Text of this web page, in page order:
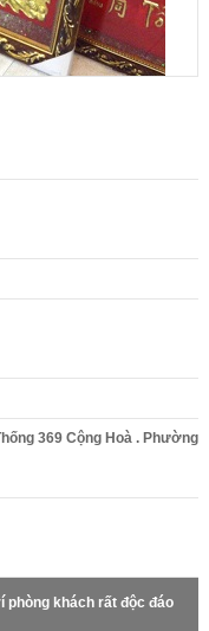
369 Cộng Hoà . Phường
phòng khách rất độc đáo